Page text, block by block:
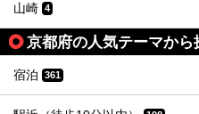
山崎 4
京都府の人気テーマから
宿泊 361